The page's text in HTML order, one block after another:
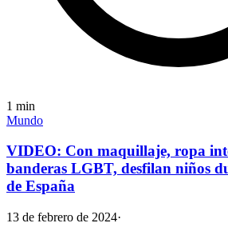
1 min
Mundo
VIDEO: Con maquillaje, ropa
banderas LGBT, desfilan niños
de España
13 de febrero de 2024·